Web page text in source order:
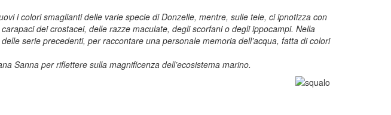
i colori smaglianti delle varie specie di Donzelle, mentre, sulle tele, ci ipnotizza con
dei crostacei, delle razze maculate, degli scorfani o degli ippocampi. Nella
serie precedenti, per raccontare una personale memoria dell’acqua, fatta di colori
Sanna per riflettere sulla magnificenza dell’ecosistema marino.